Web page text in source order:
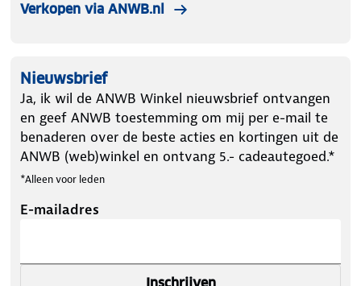
Verkopen via ANWB.nl
Nieuwsbrief
Ja, ik wil de ANWB Winkel nieuwsbrief ontvangen
en geef ANWB toestemming om mij per e-mail te
benaderen over de beste acties en kortingen uit de
ANWB (web)winkel en ontvang 5.- cadeautegoed.*
*Alleen voor leden
E-mailadres